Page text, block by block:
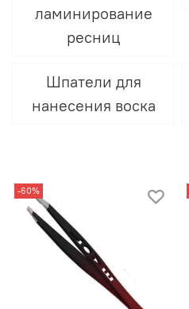
ламинирование
ресниц
Шпатели для
нанесения воска
-60%